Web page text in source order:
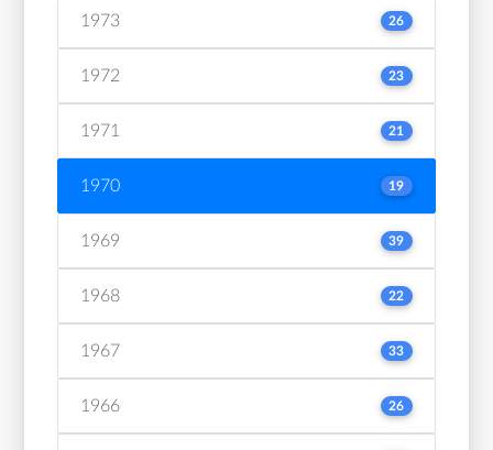
1973 26
1972 23
1971 21
1970 19
1969 39
1968 22
1967 33
1966 26